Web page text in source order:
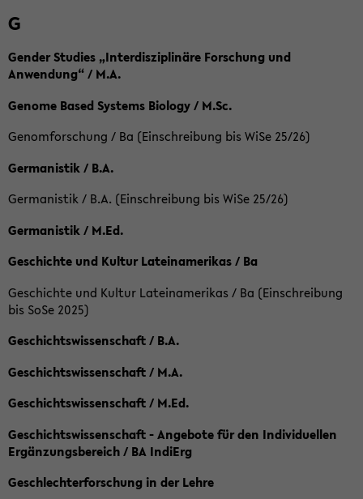
G
Gender Studies „Interdisziplinäre Forschung und
Anwendung“ / M.A.
Genome Based Systems Biology / M.Sc.
Genomforschung / Ba (Einschreibung bis WiSe 25/26)
Germanistik / B.A.
Germanistik / B.A. (Einschreibung bis WiSe 25/26)
Germanistik / M.Ed.
Geschichte und Kultur Lateinamerikas / Ba
Geschichte und Kultur Lateinamerikas / Ba (Einschreibung
bis SoSe 2025)
Geschichtswissenschaft / B.A.
Geschichtswissenschaft / M.A.
Geschichtswissenschaft / M.Ed.
Geschichtswissenschaft - Angebote für den Individuellen
Ergänzungsbereich / BA IndiErg
Geschlechterforschung in der Lehre